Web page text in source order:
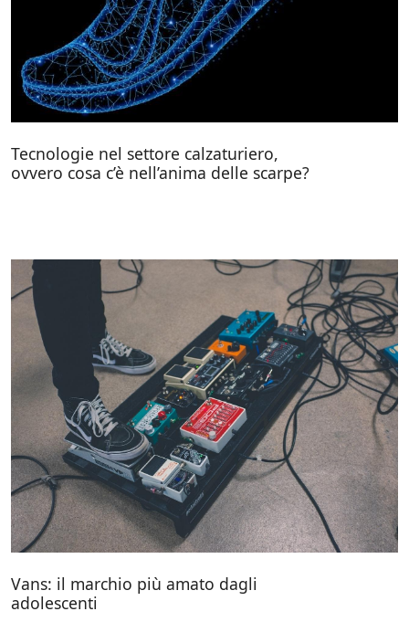
Tecnologie nel settore calzaturiero,
ovvero cosa c’è nell’anima delle scarpe?
Vans: il marchio più amato dagli
adolescenti